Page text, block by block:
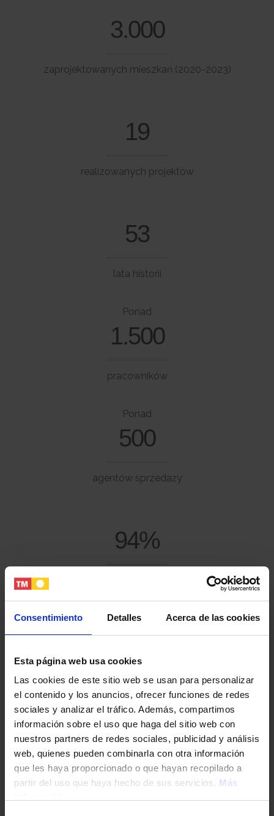
Consentimiento Detalles Acerca de las cookies
Esta página web usa cookies
Las cookies de este sitio web se usan para personalizar
el contenido y los anuncios, ofrecer funciones de redes
sociales y analizar el tráfico. Además, compartimos
información sobre el uso que haga del sitio web con
nuestros partners de redes sociales, publicidad y análisis
web, quienes pueden combinarla con otra información
que les haya proporcionado o que hayan recopilado a
partir del uso que haya hecho de sus servicios. Más
3.000
zaprojektowanych mieszkań (2020-2023)
19
realizowanych projektów
53
lata historii
Ponad
1.500
pracowników
Ponad
500
agentów sprzedaży
94%
Misja, wizja i wartości
Nasza misja, wizja i wartości reprezentują
właściwe nam rozumienia tego, w co
wierzymy, w co się angażujemy i do czego
dążymy jako organizacja. Stanowią one
centralną oś naszego korporacyjnego DNA i